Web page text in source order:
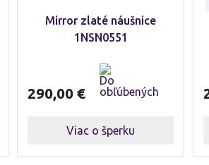
Mirror zlaté náušnice
1NSN0551
290,00 €
Viac o šperku